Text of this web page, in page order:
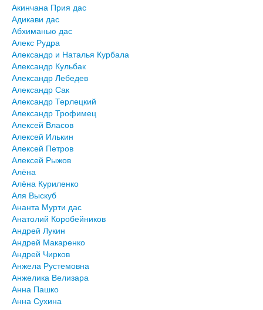
Акинчана Прия дас
Адикави дас
Абхиманью дас
Алекс Рудра
Александр и Наталья Курбала
Александр Кульбак
Александр Лебедев
Александр Сак
Александр Терлецкий
Александр Трофимец
Алексей Власов
Алексей Илькин
Алексей Петров
Алексей Рыжов
Алёна
Алёна Куриленко
Аля Выскуб
Ананта Мурти дас
Анатолий Коробейников
Андрей Лукин
Андрей Макаренко
Андрей Чирков
Анжела Рустемовна
Анжелика Велизара
Анна Пашко
Анна Сухина